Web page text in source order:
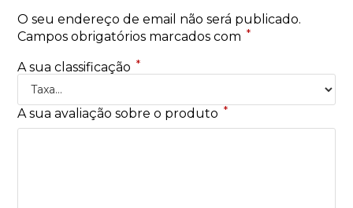
O seu endereço de email não será publicado.
Campos obrigatórios marcados com *
A sua classificação *
A sua avaliação sobre o produto *